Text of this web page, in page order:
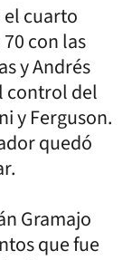
cuarto
con las
y Andrés
control del
y Ferguson.
quedó
Gramajo
que fue